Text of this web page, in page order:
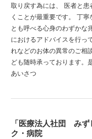
取り戻す為には、 医者と
くことが最重要です。 丁
とも呼べる心身のわずかな
におけるアドバイスを行っ
れなどのお体の異常のご相
ども随時承っております
あいさつ
「医療法人社団 みず
ク・病院